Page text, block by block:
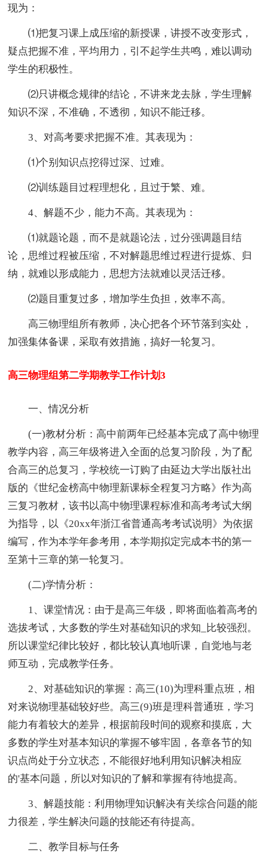
现为：
⑴把复习课上成压缩的新授课，讲授不改变形式，
疑点把握不准，平均用力，引不起学生共鸣，难以调动
学生的积极性。
⑵只讲概念规律的结论，不讲来龙去脉，学生理解
知识不深，不准确，不透彻，知识不能迁移。
3、对高考要求把握不准。其表现为：
⑴个别知识点挖得过深、过难。
⑵训练题目过程理想化，且过于繁、难。
4、解题不少，能力不高。其表现为：
⑴就题论题，而不是就题论法，过分强调题目结
论，思维过程被压缩，不对解题思维过程进行提炼、归
纳，就难以形成能力，思想方法就难以灵活迁移。
⑵题目重复过多，增加学生负担，效率不高。
高三物理组所有教师，决心把各个环节落到实处，
加强集体备课，采取有效措施，搞好一轮复习。
高三物理组第二学期教学工作计划3
一、情况分析
(一)教材分析：高中前两年已经基本完成了高中物理
教学内容，高三年级将进入全面的总复习阶段，为了配
合高三的总复习，学校统一订购了由延边大学出版社出
版的《世纪金榜高中物理新课标全程复习方略》作为高
三复习教材，该书以高中物理课程标准和高考考试大纲
为指导，以《20xx年浙江省普通高考考试说明》为依据
编写，作为本学年参考用，本学期拟定完成本书的第一
至第十三章的第一轮复习。
(二)学情分析：
1、课堂情况：由于是高三年级，即将面临着高考的
选拔考试，大多数的学生对基础知识的求知_比较强烈。
所以课堂纪律比较好，都比较认真地听课，自觉地与老
师互动，完成教学任务。
2、对基础知识的掌握：高三(10)为理科重点班，相
对来说物理基础较好些。高三(9)班是理科普通班，学习
能力有着较大的差异，根据前段时间的观察和摸底，大
多数的学生对基本知识的掌握不够牢固，各章各节的知
识点尚处于分立状态，不能很好地利用知识解决相应
的'基本问题，所以对知识的了解和掌握有待地提高。
3、解题技能：利用物理知识解决有关综合问题的能
力很差，学生解决问题的技能还有待提高。
二、教学目标与任务